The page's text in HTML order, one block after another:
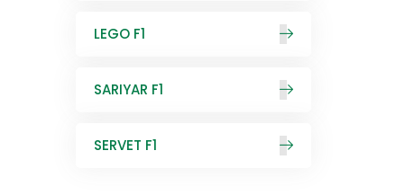
LEGO F1
SARIYAR F1
SERVET F1